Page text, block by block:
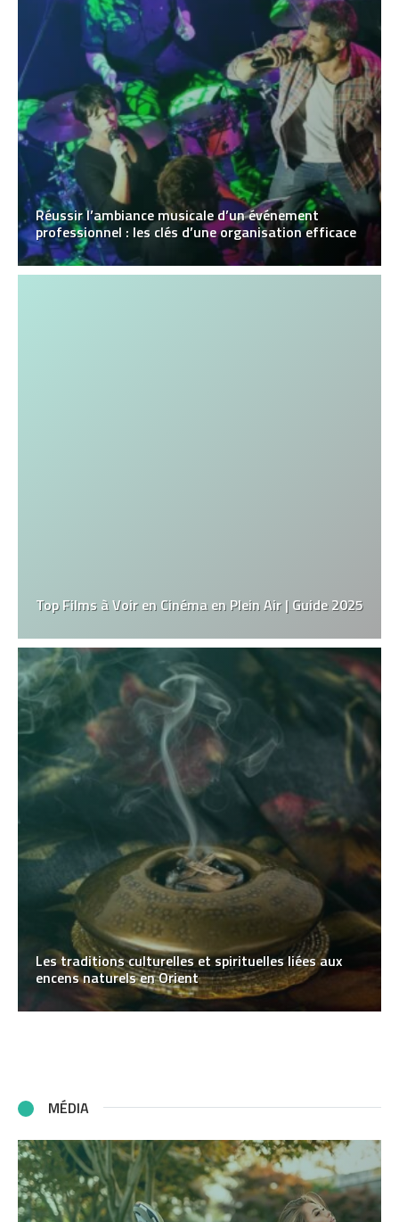
Réussir l’ambiance musicale d’un événement
professionnel : les clés d’une organisation efficace
Top Films à Voir en Cinéma en Plein Air | Guide 2025
Les traditions culturelles et spirituelles liées aux
encens naturels en Orient
MÉDIA